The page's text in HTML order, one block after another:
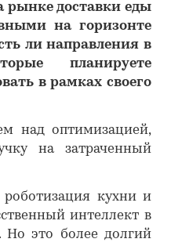
рынке доставки еды
на горизонте
ли направления в
планируете
в рамках своего
над оптимизацией,
на затраченный
кухни и
интеллект в
Но это более долгий